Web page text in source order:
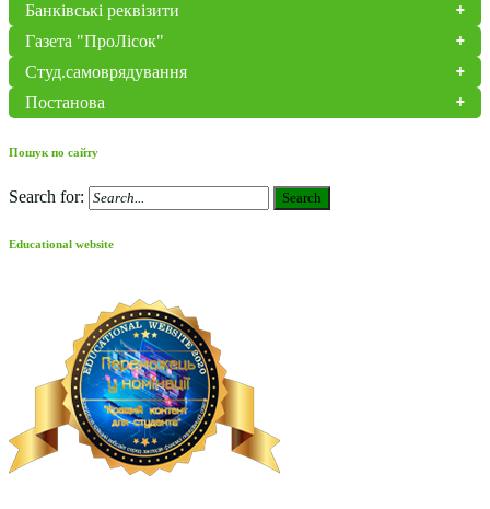
Банківські реквізити
Газета "ПроЛісок"
Студ.самоврядування
Постанова
Пошук по сайту
Search for: Search
Educational website